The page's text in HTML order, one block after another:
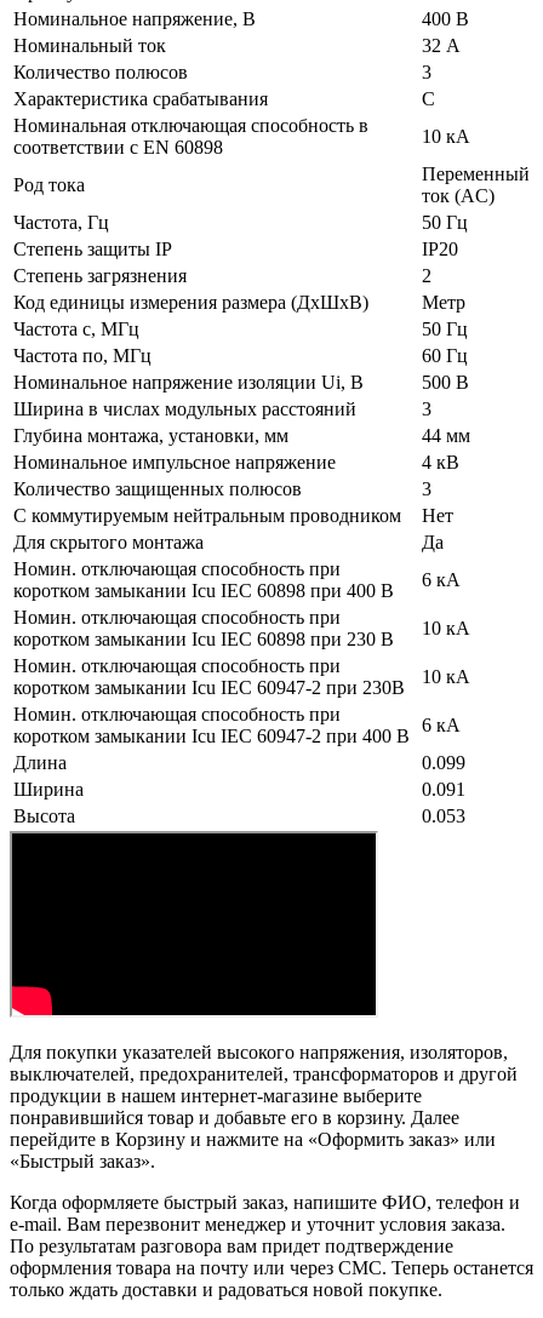
Номинальное напряжение, В
400 В
Номинальный ток
32 А
Количество полюсов
3
Характеристика срабатывания
C
Номинальная отключающая способность в
соответствии с EN 60898
10 кА
Род тока
Переменный
ток (AC)
Частота, Гц
50 Гц
Степень защиты IP
IP20
Степень загрязнения
2
Код единицы измерения размера (ДхШхВ)
Метр
Частота с, МГц
50 Гц
Частота по, МГц
60 Гц
Номинальное напряжение изоляции Ui, В
500 В
Ширина в числах модульных расстояний
3
Глубина монтажа, установки, мм
44 мм
Номинальное импульсное напряжение
4 кВ
Количество защищенных полюсов
3
С коммутируемым нейтральным проводником
Нет
Для скрытого монтажа
Да
Номин. отключающая способность при
коротком замыкании Icu IEC 60898 при 400 В
6 кА
Номин. отключающая способность при
коротком замыкании Icu IEC 60898 при 230 В
10 кА
Номин. отключающая способность при
коротком замыкании Icu IEC 60947-2 при 230В
10 кА
Номин. отключающая способность при
коротком замыкании Icu IEC 60947-2 при 400 В
6 кА
Длина
0.099
Ширина
0.091
Высота
0.053
Для покупки указателей высокого напряжения, изоляторов,
выключателей, предохранителей, трансформаторов и другой
продукции в нашем интернет-магазине выберите
понравившийся товар и добавьте его в корзину. Далее
перейдите в Корзину и нажмите на «Оформить заказ» или
«Быстрый заказ».
Когда оформляете быстрый заказ, напишите ФИО, телефон и
e-mail. Вам перезвонит менеджер и уточнит условия заказа.
По результатам разговора вам придет подтверждение
оформления товара на почту или через СМС. Теперь останется
только ждать доставки и радоваться новой покупке.